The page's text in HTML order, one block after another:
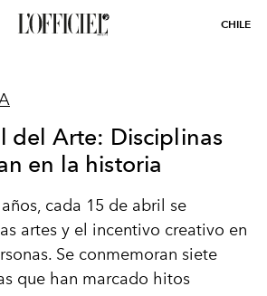
CHILE
del Arte: Disciplinas
en la historia
cada 15 de abril se
artes y el incentivo creativo en
Se conmemoran siete
que han marcado hitos